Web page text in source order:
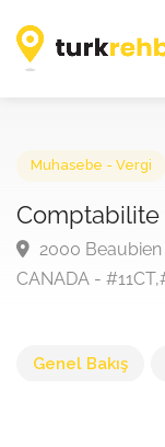
2000
Genel Bakış